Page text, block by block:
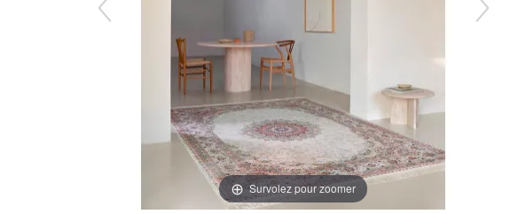
Survolez pour zoomer